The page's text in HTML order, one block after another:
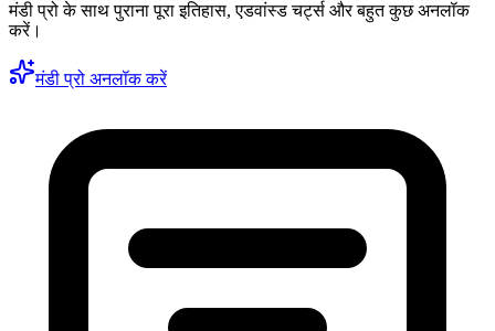
मंडी प्रो के साथ पुराना पूरा इतिहास, एडवांस्ड चर्ट्स और बहुत कुछ अनलॉक
करें।
मंडी प्रो अनलॉक करें